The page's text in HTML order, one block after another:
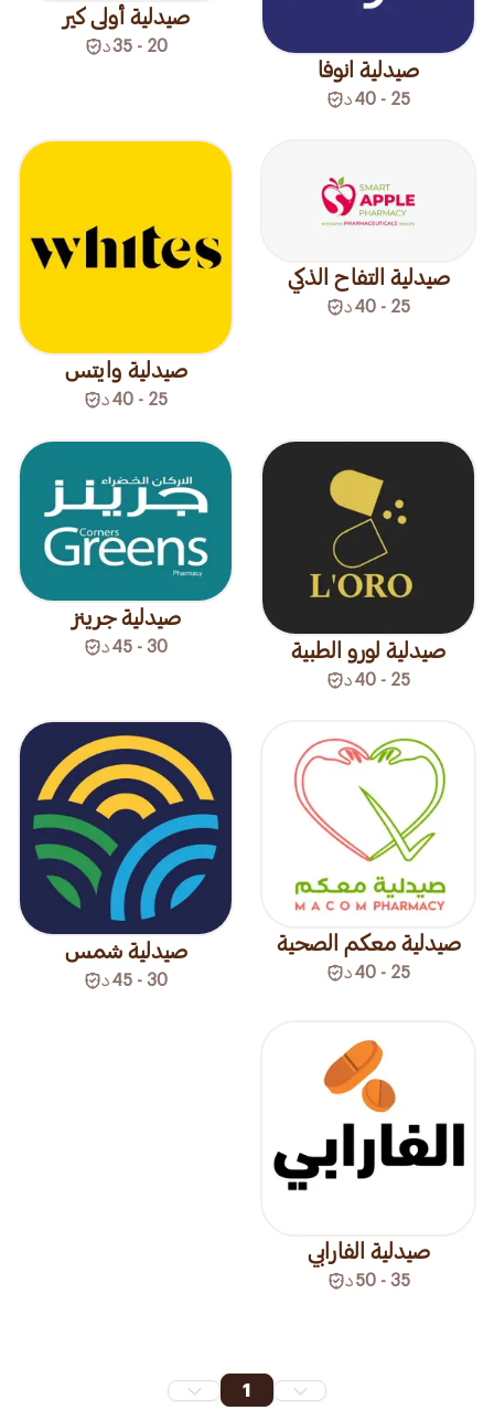
صيدلية انوفا
25 - 40 د
صيدلية أولى كير
20 - 35 د
صيدلية التفاح الذكي
25 - 40 د
صيدلية وايتس
25 - 40 د
صيدلية لورو الطبية
25 - 40 د
صيدلية جرينز
30 - 45 د
صيدلية معكم الصحية
25 - 40 د
صيدلية شمس
30 - 45 د
صيدلية الفارابي
35 - 50 د
1